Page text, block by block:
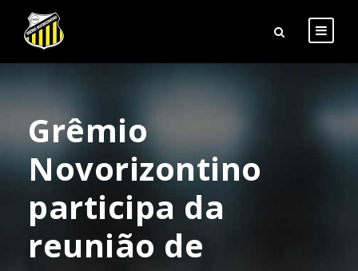
Grêmio
Novorizontino
participa da
reunião de